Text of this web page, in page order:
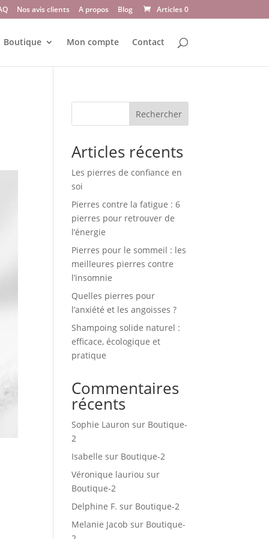
Nos avis clients A propos Blog Articles 0
Boutique Mon compte Contact
Rechercher
Articles récents
Les pierres de confiance en
soi
Pierres contre la fatigue : 6
pierres pour retrouver de
l’énergie
Pierres pour le sommeil : les
meilleures pierres contre
l’insomnie
Quelles pierres pour
l’anxiété et les angoisses ?
Shampoing solide naturel :
efficace, écologique et
pratique
Commentaires
récents
Sophie Lauron sur Boutique-
2
Isabelle sur Boutique-2
Véronique lauriou sur
Boutique-2
Delphine F. sur Boutique-2
Melanie Jacob sur Boutique-